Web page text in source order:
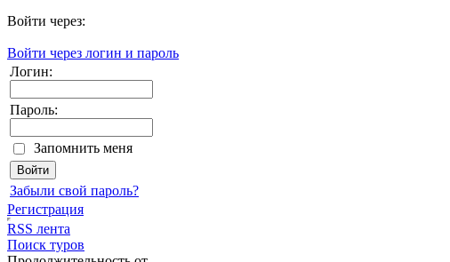
Войти через:
Войти через логин и пароль
Логин:
Пароль:
Запомнить меня
Забыли свой пароль?
Регистрация
RSS лента
Поиск туров